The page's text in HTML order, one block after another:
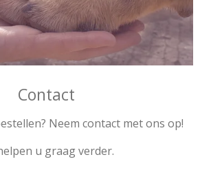
Contact
Neem contact met ons op!
u graag verder.